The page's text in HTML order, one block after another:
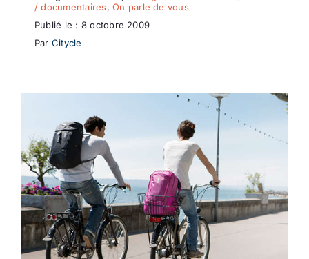
/ documentaires,On parle de vous
Publié le : 8 octobre 2009
Par Citycle